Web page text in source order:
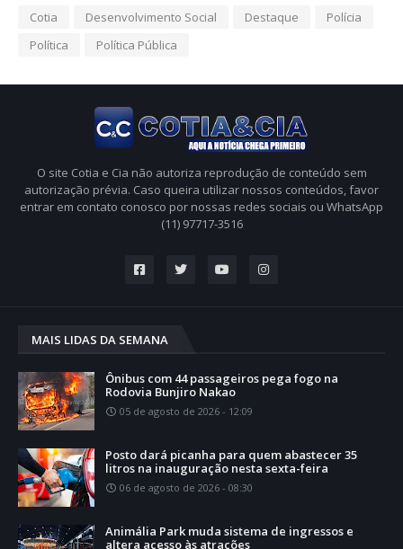
Cotia Desenvolvimento Social Destaque
Polícia
Política
Política Pública
O site Cotia e Cia não autoriza reprodução de conteúdo sem
autorização prévia. Caso queira utilizar nossos conteúdos, favor
entrar em contato conosco por nossas redes sociais ou WhatsApp
(11) 97717-3516
MAIS LIDAS DA SEMANA
Ônibus com 44 passageiros pega fogo na
Rodovia Bunjiro Nakao
05 de agosto de 2026 - 12:09
Posto dará picanha para quem abastecer 35
litros na inauguração nesta sexta-feira
06 de agosto de 2026 - 08:30
Animália Park muda sistema de ingressos e
altera acesso às atrações